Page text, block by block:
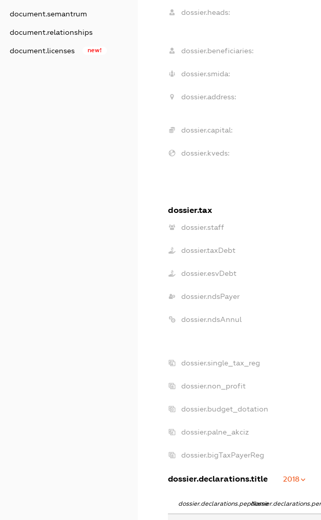
document.semantrum
document.relationships
document.licenses new!
dossier.heads:
dossier.beneficiaries:
dossier.smida:
dossier.address:
dossier.capital:
dossier.kveds:
dossier.tax
dossier.staff
dossier.taxDebt
dossier.esvDebt
dossier.ndsPayer
dossier.ndsAnnul
dossier.single_tax_reg
dossier.non_profit
dossier.budget_dotation
dossier.palne_akciz
dossier.bigTaxPayerReg
dossier.declarations.title 2018
dossier.declarations.pepName